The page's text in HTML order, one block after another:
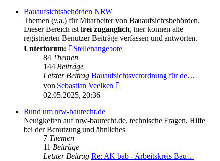
Bauaufsichtsbehörden NRW
Themen (v.a.) für Mitarbeiter von Bauaufsichtsbehörden.
Dieser Bereich istfrei zugänglich, hier können alle
registrierten Benutzer Beiträge verfassen und antworten.
Unterforum:
Stellenangebote
84 Themen
144 Beiträge
Letzter Beitrag Bauaufsichtsverordnung für de…
von Sebastian Veelken
02.05.2025, 20:36
Rund um nrw-baurecht.de
Neuigkeiten auf nrw-baurecht.de, technische Fragen, Hilfe
bei der Benutzung und ähnliches
7 Themen
11 Beiträge
Letzter Beitrag Re: AK bab - Arbeitskreis Bau…